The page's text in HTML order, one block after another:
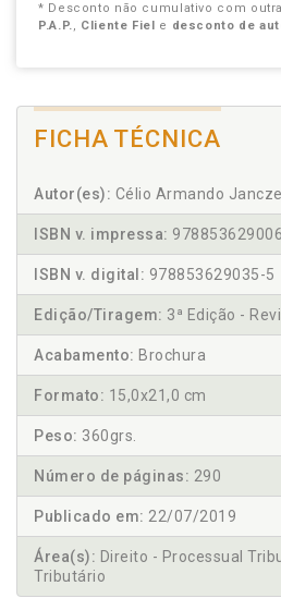
* Desconto não cumulativo com
P.A.P., Cliente Fiel e desconto de
FICHA TÉCNICA
Autor(es): Célio Armando
ISBN v. impressa:
ISBN v. digital: 978853629035-5
Edição/Tiragem: 3ª Edição -
Acabamento: Brochura
Formato: 15,0x21,0 cm
Peso: 360grs.
Número de páginas: 290
Publicado em: 22/07/2019
Área(s): Direito - Processual
Tributário